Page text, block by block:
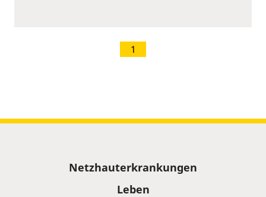
1
Netzhauterkrankungen
Leben